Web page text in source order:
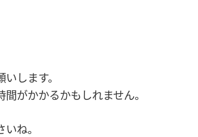
します。
がかかるかもしれません。
ね。